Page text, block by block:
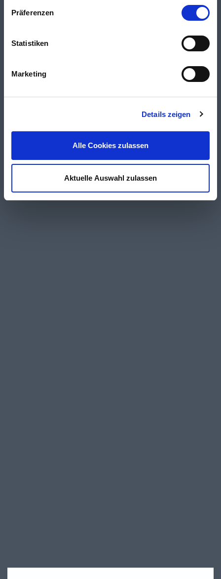
Präferenzen
Statistiken
Marketing
Details zeigen
Alle Cookies zulassen
Aktuelle Auswahl zulassen